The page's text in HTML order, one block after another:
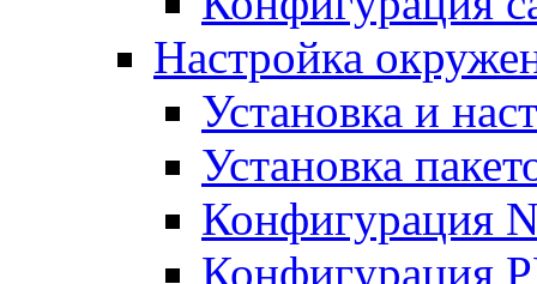
Настройка
Установка и
Установка
Конфигурация
Конфигурация